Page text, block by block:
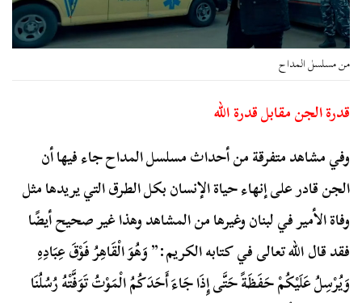
من مسلسل المداح
قدرة الجن مقابل قدرة الله
وفي مشاهد متفرقة من أحداث مسلسل المداح جاء فيها أن
الجن قادر على إنهاء حياة الإنسان بكل الطرق التي يريدها مثل
وفاة الأمير في لبنان وغيرها من المشاهد وهذا غير صحيح أيضًا
فقد قال الله تعالى في كتابه الكريم:” وَهُوَ الْقَاهِرُ فَوْقَ عِبَادِهِ
وَيُرْسِلُ عَلَيْكُمْ حَفَظَةً حَتَّى إِذَا جَاءَ أَحَدَكُمُ الْمَوْتُ تَوَفَّتْهُ رُسُلُنَا